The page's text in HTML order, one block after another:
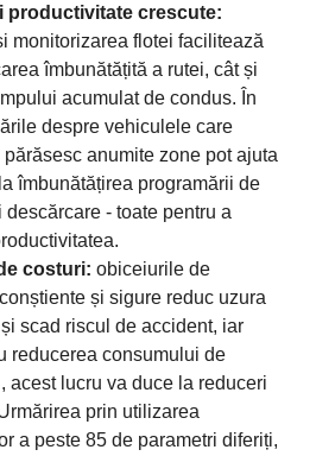
productivitate crescute:
monitorizarea flotei facilitează
îmbunătățită a rutei, cât și
acumulat de condus. În
despre vehiculele care
anumite zone pot ajuta
îmbunătățirea programării de
descărcare - toate pentru a
costuri: obiceiurile de
și sigure reduc uzura
scad riscul de accident, iar
reducerea consumului de
acest lucru va duce la reduceri
prin utilizarea
a peste 85 de parametri diferiți,